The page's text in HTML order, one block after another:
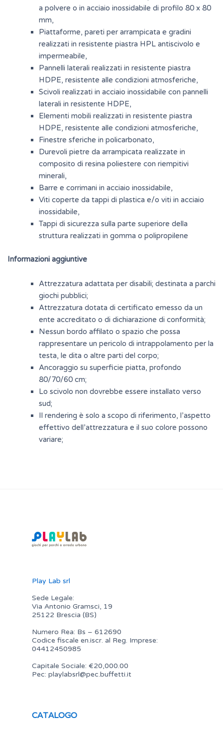
a polvere o in acciaio inossidabile di profilo 80 x 80
mm,
Piattaforme, pareti per arrampicata e gradini
realizzati in resistente piastra HPL antiscivolo e
impermeabile,
Pannelli laterali realizzati in resistente piastra
HDPE, resistente alle condizioni atmosferiche,
Scivoli realizzati in acciaio inossidabile con pannelli
laterali in resistente HDPE,
Elementi mobili realizzati in resistente piastra
HDPE, resistente alle condizioni atmosferiche,
Finestre sferiche in policarbonato,
Durevoli pietre da arrampicata realizzate in
composito di resina poliestere con riempitivi
minerali,
Barre e corrimani in acciaio inossidabile,
Viti coperte da tappi di plastica e/o viti in acciaio
inossidabile,
Tappi di sicurezza sulla parte superiore della
struttura realizzati in gomma o polipropilene
Informazioni aggiuntive
Attrezzatura adattata per disabili; destinata a parchi
giochi pubblici;
Attrezzatura dotata di certificato emesso da un
ente accreditato o di dichiarazione di conformità;
Nessun bordo affilato o spazio che possa
rappresentare un pericolo di intrappolamento per la
testa, le dita o altre parti del corpo;
Ancoraggio su superficie piatta, profondo
80/70/60 cm;
Lo scivolo non dovrebbe essere installato verso
sud;
Il rendering è solo a scopo di riferimento, l’aspetto
effettivo dell’attrezzatura e il suo colore possono
variare;
Play Lab srl
Sede Legale:
Via Antonio Gramsci, 19
25122 Brescia (BS)
Numero Rea: Bs – 612690
Codice fiscale en.iscr. al Reg. Imprese:
04412450985
Capitale Sociale: €20,000.00
Pec: playlabsrl@pec.buffetti.it
CATALOGO